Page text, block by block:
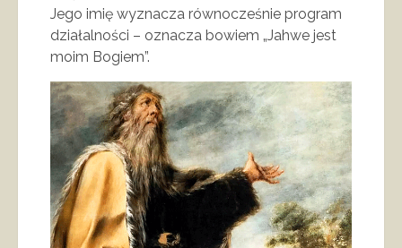
Jego imię wyznacza równocześnie program
działalności – oznacza bowiem „Jahwe jest
moim Bogiem”.